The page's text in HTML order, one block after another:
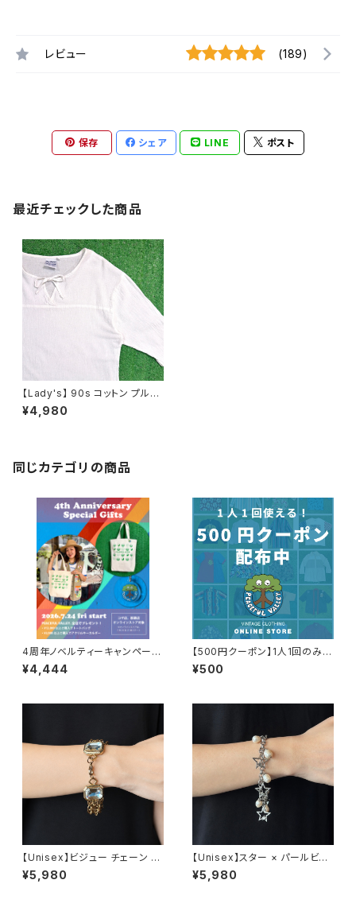
レビュー (189)
保存 シェア LINE ポスト
最近チェックした商品
【Lady's】 90s コットン プルオ
ーバー シャツ / アメリカ製 USA
製 90年代 古着 トップス レディ
¥4,980
同じカテゴリの商品
4周年ノベルティーキャンペーン
開催中！
¥4,444
【500円クーポン】1人1回のみご
利用可能！
¥500
【Unisex】ビジュー チェーン ブ
レスレット / 古着 アクセサリー
N0737
¥5,980
【Unisex】スター × パールビー
ズ チャーム チェーン ブレスレッ
ト / 古着 アクセサリー N1109
¥5,980